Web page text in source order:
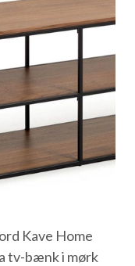
Kave Home
tv-bænk i mørk